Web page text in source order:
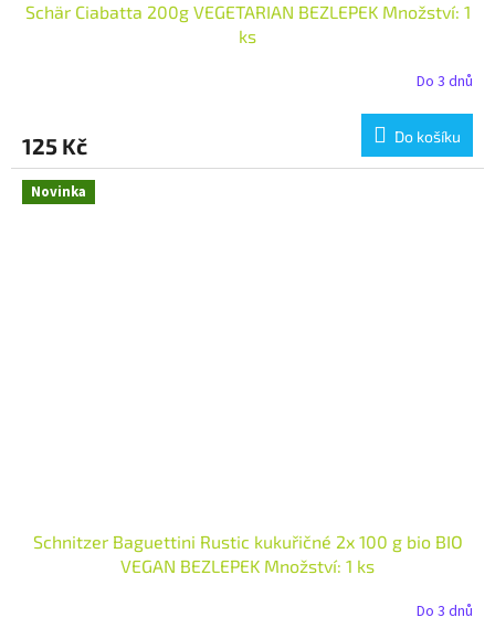
Schär Ciabatta 200g VEGETARIAN BEZLEPEK Množství: 1
ks
Do 3 dnů
125 Kč Do košíku
Novinka
Schnitzer Baguettini Rustic kukuřičné 2x 100 g bio BIO
VEGAN BEZLEPEK Množství: 1 ks
Do 3 dnů